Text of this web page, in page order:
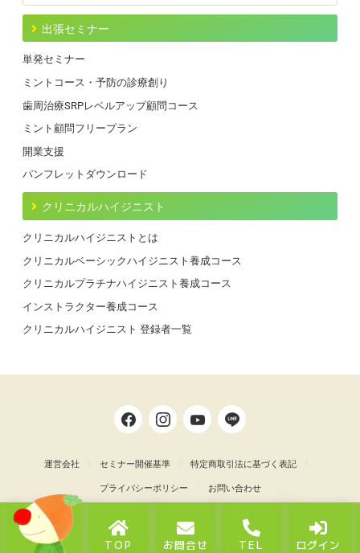
出張セミナー
単発セミナー
ミントコース・予防の診療創り
歯周治療SRPレベルアップ顧問コース
ミント顧問フリープラン
開業支援
パンフレットダウンロード
クリニカルハイジニスト
クリニカルハイジニストとは
クリニカルベーシックハイジニスト養成コース
クリニカルプラチナハイジニスト養成コース
インストラクター養成コース
クリニカルハイジニスト 登録者一覧
運営会社 セミナー開催基準 特定商取引法に基づく表記
プライバシーポリシー お問い合わせ
Copyright(c) 2026 NDL mint-seminar
TOP お問合せ TEL ログイン